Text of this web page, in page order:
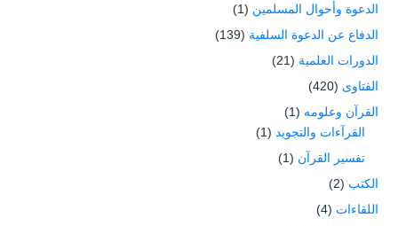
الدعوة وأحوال المسلمين (1)
الدفاع عن الدعوة السلفية (139)
الدورات العلمية (21)
الفتاوى (420)
القرآن وعلومه (1)
القرآءات والتجويد (1)
تفسير القرآن (1)
الكتب (2)
اللقاءات (4)